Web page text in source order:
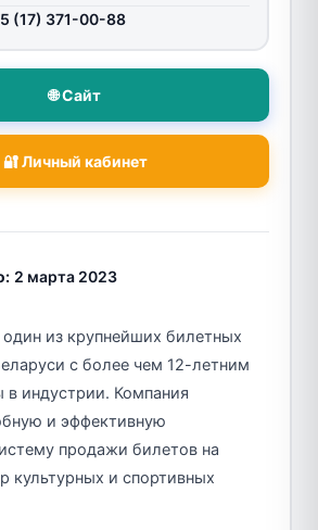
(17) 371-00-88
🌐 Сайт
🔐 Личный кабинет
2 марта 2023
один из крупнейших билетных
с более чем 12-летним
индустрии. Компания
и эффективную
продажи билетов на
культурных и спортивных